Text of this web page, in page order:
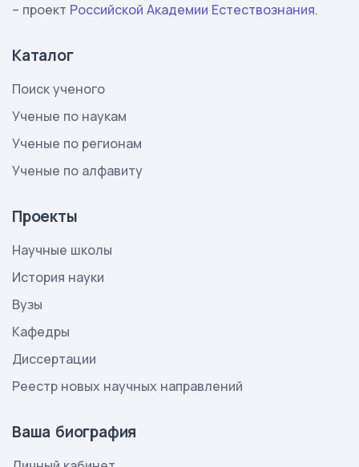
– проект Российской Академии Естествознания.
Каталог
Поиск ученого
Ученые по наукам
Ученые по регионам
Ученые по алфавиту
Проекты
Научные школы
История науки
Вузы
Кафедры
Диссертации
Реестр новых научных направлений
Ваша биография